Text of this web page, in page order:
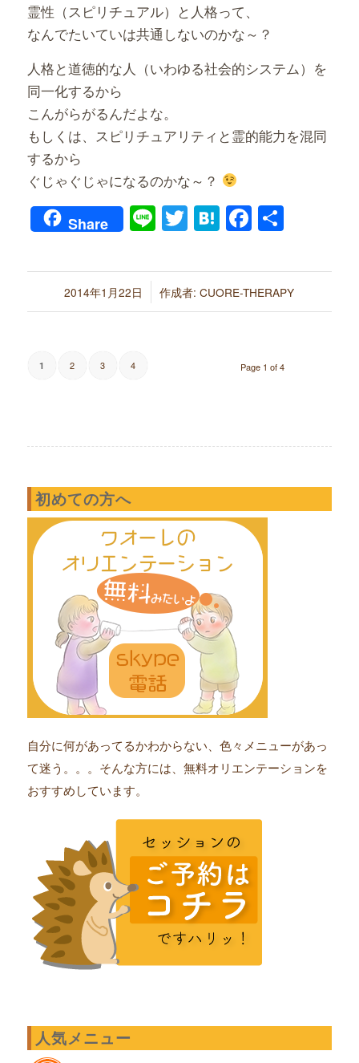
霊性（スピリチュアル）と人格って、
なんでたいていは共通しないのかな～？
人格と道徳的な人（いわゆる社会的システム）を
同一化するから
こんがらがるんだよな。
もしくは、スピリチュアリティと霊的能力を混同
するから
ぐじゃぐじゃになるのかな～？
Share LineTwitter
Hatena共
2014年1月22日
/ 作成者:CUORE-THERAPY
Page 1 of 4
1 2 3 4
初めての方へ
自分に何があってるかわからない、色々メニューがあっ
て迷う。。。そんな方には、無料オリエンテーションを
おすすめしています。
人気メニュー